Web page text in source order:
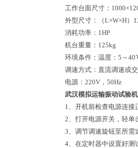
工作台面尺寸：
外型尺寸：（L×W×H）
消耗功率：1HP
机台重量：125kg
环境条件：温度：5～
调速方式：直流调速或
电源：220V，50Hz
武汉模拟运输振动试验机
1、开机前检查电源连接
2、打开电源开关，轻单
3、调节调速旋钮至所需
4、在定时器中设置好测